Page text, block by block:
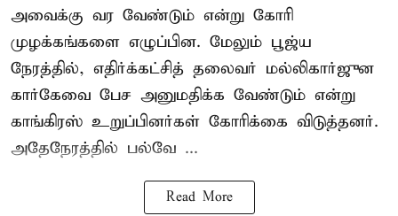
அவைக்கு வர வேண்டும் என்று கோரி
முழக்கங்களை எழுப்பின. மேலும் பூஜ்ய
நேரத்தில், எதிர்க்கட்சித் தலைவர் மல்லிகார்ஜுன
கார்கேவை பேச அனுமதிக்க வேண்டும் என்று
காங்கிரஸ் உறுப்பினர்கள் கோரிக்கை விடுத்தனர்.
அதேநேரத்தில் பல்வே ...
Read More